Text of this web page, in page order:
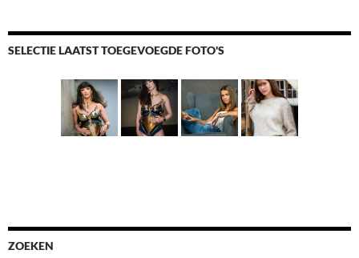
SELECTIE LAATST TOEGEVOEGDE FOTO'S
ZOEKEN